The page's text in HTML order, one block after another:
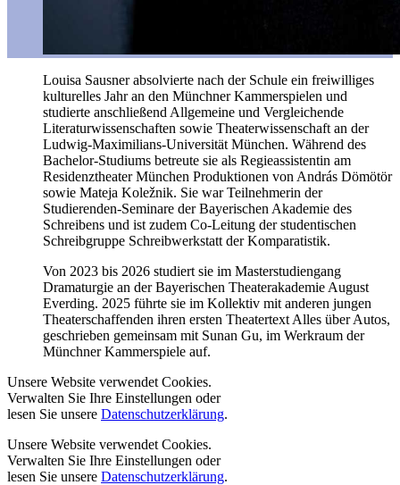
Louisa Sausner absolvierte nach der Schule ein freiwilliges
kulturelles Jahr an den Münchner Kammerspielen und
studierte anschließend Allgemeine und Vergleichende
Literaturwissenschaften sowie Theaterwissenschaft an der
Ludwig-Maximilians-Universität München. Während des
Bachelor-Studiums betreute sie als Regieassistentin am
Residenztheater München Produktionen von András Dömötör
sowie Mateja Koležnik. Sie war Teilnehmerin der
Studierenden-Seminare der Bayerischen Akademie des
Schreibens und ist zudem Co-Leitung der studentischen
Schreibgruppe Schreibwerkstatt der Komparatistik.
Von 2023 bis 2026 studiert sie im Masterstudiengang
Dramaturgie an der Bayerischen Theaterakademie August
Everding. 2025 führte sie im Kollektiv mit anderen jungen
Theaterschaffenden ihren ersten Theatertext Alles über Autos,
geschrieben gemeinsam mit Sunan Gu, im Werkraum der
Münchner Kammerspiele auf.
Unsere Website verwendet Cookies.
Verwalten Sie Ihre Einstellungen oder
lesen Sie unsere Datenschutzerklärung.
Unsere Website verwendet Cookies.
Verwalten Sie Ihre Einstellungen oder
lesen Sie unsere Datenschutzerklärung.